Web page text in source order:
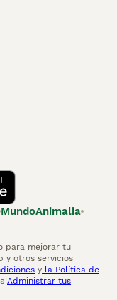
MundoAnimalia
para mejorar tu
y otros servicios
y la Política de
Administrar tus